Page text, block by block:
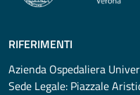
RIFERIMENTI
Azienda Ospedaliera
Sede Legale: Piazzale